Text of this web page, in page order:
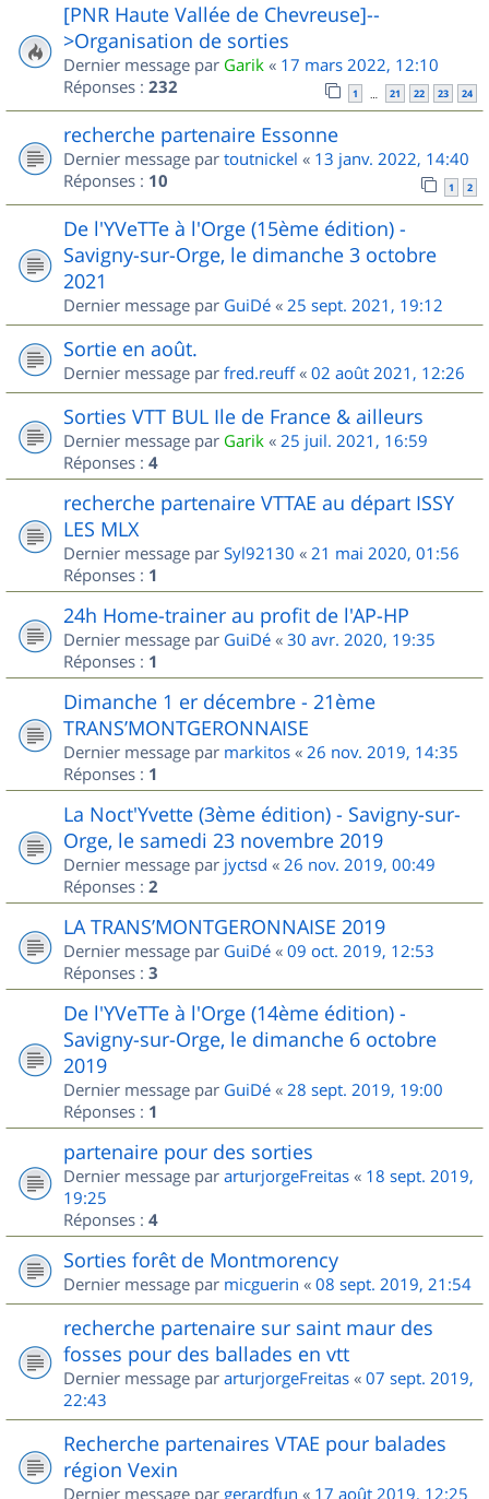
[PNR Haute Vallée de Chevreuse]--
>Organisation de sorties
Dernier message par Garik « 17 mars 2022, 12:10
Réponses : 232 1 … 21 22 23 24
recherche partenaire Essonne
Dernier message par toutnickel « 13 janv. 2022, 14:40
Réponses : 10 1 2
De l'YVeTTe à l'Orge (15ème édition) -
Savigny-sur-Orge, le dimanche 3 octobre
2021
Dernier message par GuiDé « 25 sept. 2021, 19:12
Sortie en août.
Dernier message par fred.reuff« 02 août 2021, 12:26
Sorties VTT BUL Ile de France & ailleurs
Dernier message par Garik « 25 juil. 2021, 16:59
Réponses : 4
recherche partenaire VTTAE au départ ISSY
LES MLX
Dernier message par Syl92130 « 21 mai 2020, 01:56
Réponses : 1
24h Home-trainer au profit de l'AP-HP
Dernier message par GuiDé « 30 avr. 2020, 19:35
Réponses : 1
Dimanche 1 er décembre - 21ème
TRANS’MONTGERONNAISE
Dernier message par markitos « 26 nov. 2019, 14:35
Réponses : 1
La Noct'Yvette (3ème édition) - Savigny-sur-
Orge, le samedi 23 novembre 2019
Dernier message par jyctsd « 26 nov. 2019, 00:49
Réponses : 2
LA TRANS’MONTGERONNAISE 2019
Dernier message par GuiDé « 09 oct. 2019, 12:53
Réponses : 3
De l'YVeTTe à l'Orge (14ème édition) -
Savigny-sur-Orge, le dimanche 6 octobre
2019
Dernier message par GuiDé « 28 sept. 2019, 19:00
Réponses : 1
partenaire pour des sorties
Dernier message par arturjorgeFreitas « 18 sept. 2019,
19:25
Réponses : 4
Sorties forêt de Montmorency
Dernier message par micguerin « 08 sept. 2019, 21:54
recherche partenaire sur saint maur des
fosses pour des ballades en vtt
Dernier message par arturjorgeFreitas « 07 sept. 2019,
22:43
Recherche partenaires VTAE pour balades
région Vexin
Dernier message par gerardfun « 17 août 2019, 12:25